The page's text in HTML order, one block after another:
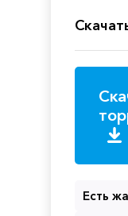
Есть